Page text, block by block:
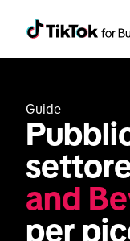
Guide
and
per